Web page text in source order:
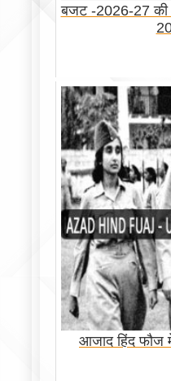
बजट -2026-27 की
आजाद हिंद फौज